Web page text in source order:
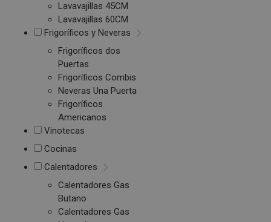
Lavavajillas 45CM
Lavavajillas 60CM
Frigoríficos y Neveras
Frigoríficos dos
Puertas
Frigoríficos Combis
Neveras Una Puerta
Frigoríficos
Americanos
Vinotecas
Cocinas
Calentadores
Calentadores Gas
Butano
Calentadores Gas